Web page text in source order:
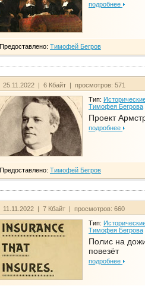
подробнее
Предоставлено: Тимофей Бегров
25.11.2022 | 6 Кбайт | просмотров: 571
Тип:
Тимофея Бегрова
Проект
подробнее
Предоставлено: Тимофей Бегров
11.11.2022 | 7 Кбайт | просмотров: 660
Тип:
Тимофея Бегрова
Полис на
повезёт
подробнее